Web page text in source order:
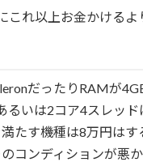
これ以上お金かける
だったりRAMが
いは2コア4スレッド
たす機種は8万円はす
コンディションが悪